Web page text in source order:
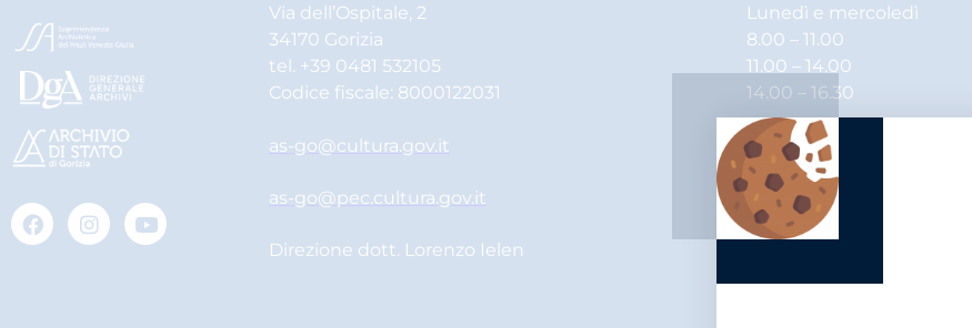
Via dell’Ospitale, 2
34170 Gorizia
tel. +39 0481 532105
Codice fiscale: 8000122031
as-go@cultura.gov.it
as-go@pec.cultura.gov.it
Direzione dott. Lorenzo Ielen
Lunedì e mercoledì
8.00 – 11.00
11.00 – 14.00
14.00 – 16.30
Martedì, giovedì e venerdì
8.00 – 11.00
11.00 – 14.00